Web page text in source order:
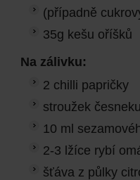
(případně
35g kešu oříšků
Na zálivku:
2 chilli papričky
stroužek
10 ml
2-3 lžíce rybí
šťáva z půlky